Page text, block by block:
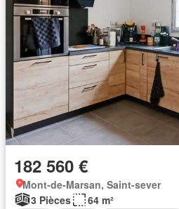
182 560 €
Mont-de-Marsan, Saint-sever
3 Pièces
64 m²